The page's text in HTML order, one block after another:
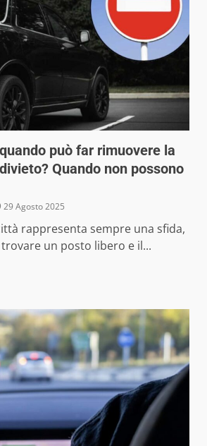
può far rimuovere la
Quando non possono
29 Agosto 2025
rappresenta sempre una sfida,
un posto libero e il...